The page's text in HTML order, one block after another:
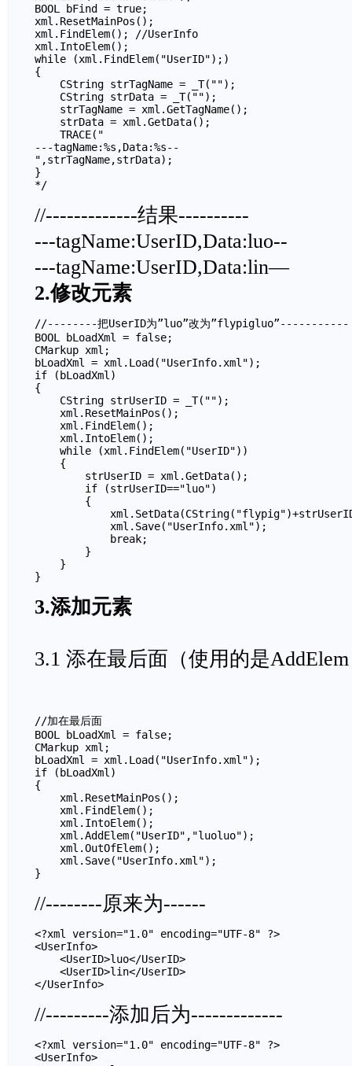
BOOL bFind = true;
xml.ResetMainPos();
xml.FindElem(); //UserInfo
xml.IntoElem();
while (xml.FindElem("UserID");)
{
    CString strTagName = _T("");
    CString strData = _T("");
    strTagName = xml.GetTagName();
    strData = xml.GetData();
    TRACE("
---tagName:%s,Data:%s--
",strTagName,strData);
}
//-------------结果----------
---tagName:UserID,Data:luo--
---tagName:UserID,Data:lin—
2.修改元素
//--------把UserID为”luo”改为”flypigluo”-----------
BOOL bLoadXml = false;
CMarkup xml;
bLoadXml = xml.Load("UserInfo.xml");
if (bLoadXml)
{
    CString strUserID = _T("");
    xml.ResetMainPos();
    xml.FindElem();
    xml.IntoElem();
    while (xml.FindElem("UserID"))
    {
        strUserID = xml.GetData();
        if (strUserID=="luo")
        {
            xml.Save("UserInfo.xml");
            break;
        }
    }
3.添加元素
3.1 添在最后面（使用的是
//加在最后面
BOOL bLoadXml = false;
CMarkup xml;
bLoadXml = xml.Load("UserInfo.xml");
if (bLoadXml)
{
    xml.ResetMainPos();
    xml.FindElem();
    xml.IntoElem();
    xml.AddElem("UserID","luoluo");
    xml.OutOfElem();
    xml.Save("UserInfo.xml");
//--------原来为------
<?xml version="1.0" encoding="UTF-8" ?>
<UserInfo>
    <UserID>luo</UserID>
    <UserID>lin</UserID>
//---------添加后为-------------
<?xml version="1.0" encoding="UTF-8" ?>
<UserInfo>